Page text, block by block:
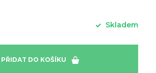
Skladem
PŘIDAT DO KOŠÍKU